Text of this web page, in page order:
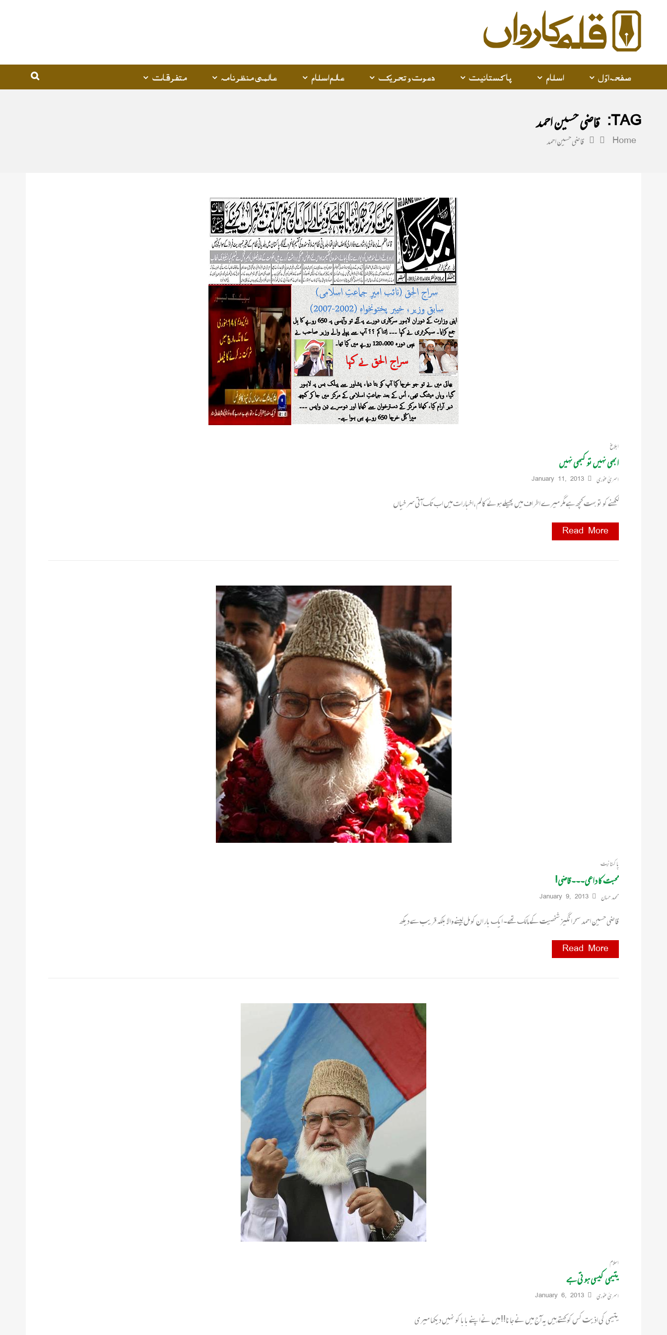
Karwan
صفحہ اوّل اسلام پاکستانیت دعوت و تحریک عالم اسلام عالمی منظرنامہ متفرقات
TAG: قاضی حسین احمد
Home قاضی حسین احمد
ابلاغ
ابھی نہیں تو کبھی نہیں
اسریٰ غوری January 11, 2013
لکھنے کو تو بہت کچھ ہے مگر میرے اطراف میں پھیلے ہوئے کالم ،اخبارات میں اب تک آتی سر خیاں
Read More
پاکستانیت
محبت کا داعی۔۔۔ قاضی!
محمد حسان January 9, 2013
قاضی حسین احمد سحر انگیز شخصیت کے مالک تھے۔ ایک بار ان کو مل لینے والا بلکہ قریب سے دیکھ
Read More
اسلام
یتیمی کیسی ہوتی ہے
اسریٰ غوری January 6, 2013
یتیمی کی اذیت کس کو کہتے ہیں یہ آج میں نے جانا!! میں نے اپنے بابا کو نہیں دیکھا میری